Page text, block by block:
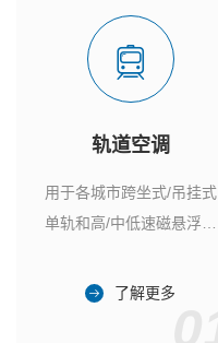
轨道空调
用于各城市跨坐式/吊挂式
单轨和高/中低速磁悬浮列
了解更多